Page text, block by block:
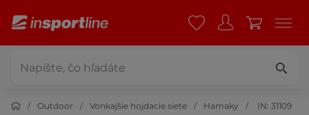
Outdoor Vonkajšie hojdacie siete Hamaky IN: 31109